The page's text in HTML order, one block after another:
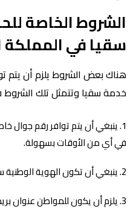
الشروط الخاصة
سقيا في
هناك بعض الشروط يلزم أن يتم
خدمة سقيا وتتمثل تلك الشروط
ينبغي أن يتم توافر رقم جوال
في أي من الأوقات بسهولة.
ينبغي أن تكون الهوية
يلزم أن يكون للمواطن عنوان